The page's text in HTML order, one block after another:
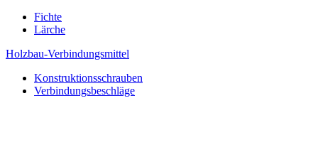
Fichte
Lärche
Holzbau-Verbindungsmittel
Konstruktionsschrauben
Verbindungsbeschläge